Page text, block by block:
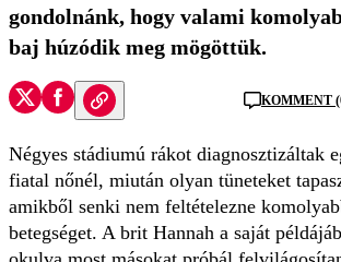
gondolnánk, hogy valami
baj húzódik meg mögöttük.
KOMMENT
Négyes stádiumú rákot diagnosztizáltak
fiatal nőnél, miután olyan tüneteket
amikből senki nem feltételezne
betegséget. A brit Hannah a saját